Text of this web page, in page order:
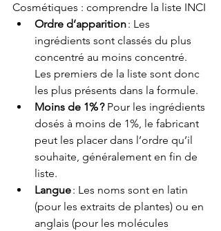
Cosmétiques : comprendre la liste INCI
Ordre d’apparition : Les
ingrédients sont classés du plus
concentré au moins concentré.
Les premiers de la liste sont donc
les plus présents dans la formule.
Moins de 1% ? Pour les ingrédients
dosés à moins de 1%, le fabricant
peut les placer dans l’ordre qu’il
souhaite, généralement en fin de
liste.
Langue : Les noms sont en latin
(pour les extraits de plantes) ou en
anglais (pour les molécules